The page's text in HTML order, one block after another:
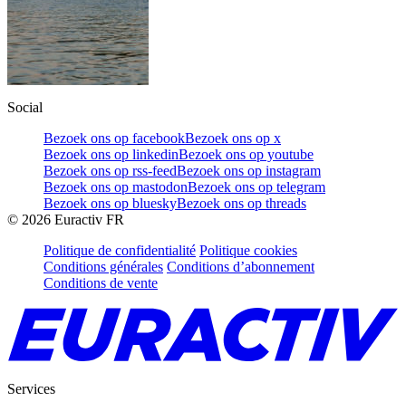
Social
Bezoek ons op facebookBezoek ons op x
Bezoek ons op linkedinBezoek ons op youtube
Bezoek ons op rss-feedBezoek ons op instagram
Bezoek ons op mastodonBezoek ons op telegram
Bezoek ons op blueskyBezoek ons op threads
© 2026 Euractiv FR
Politique de confidentialité Politique cookies
Conditions générales Conditions d’abonnement
Conditions de vente
Services